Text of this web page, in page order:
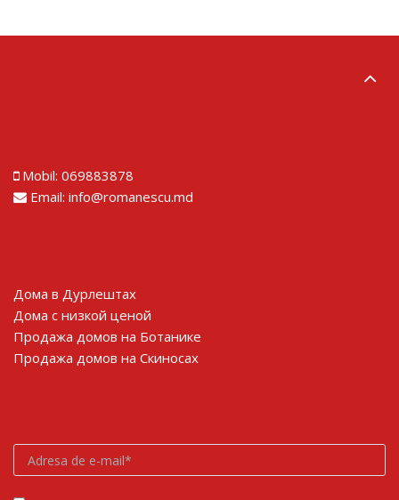
Mobil: 069883878
Email: info@romanescu.md
Дома в Дурлештах
Дома с низкой ценой
Продажа домов на Ботанике
Продажа домов на Скиносах